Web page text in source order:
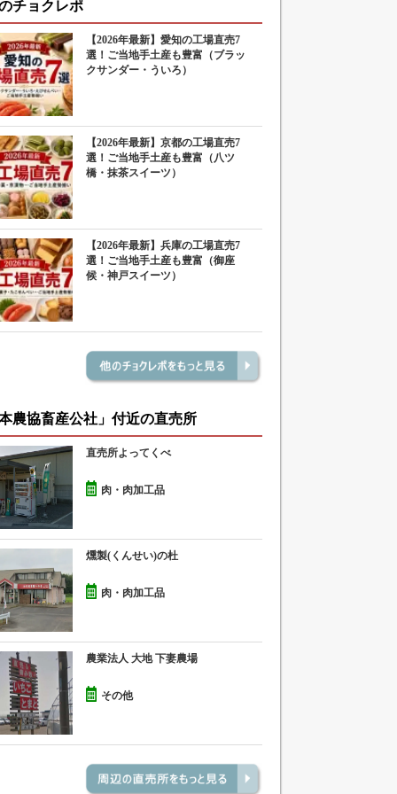
チョクレポ
【2026年最新】愛知の工場直売7
選！ご当地手土産も豊富（ブラッ
クサンダー・ういろ）
【2026年最新】京都の工場直売7
選！ご当地手土産も豊富（八ツ
橋・抹茶スイーツ）
【2026年最新】兵庫の工場直売7
選！ご当地手土産も豊富（御座
候・神戸スイーツ）
農協畜産公社」付近の直売所
直売所よってくべ
肉・肉加工品
燻製(くんせい)の杜
肉・肉加工品
農業法人 大地 下妻農場
その他